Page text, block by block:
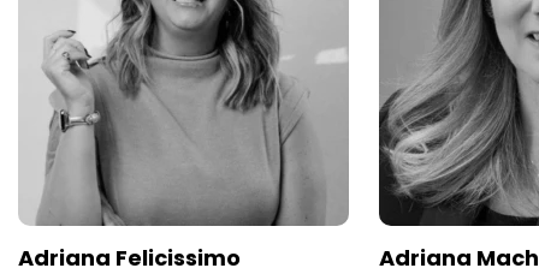
Adriana Felicissimo Adriana